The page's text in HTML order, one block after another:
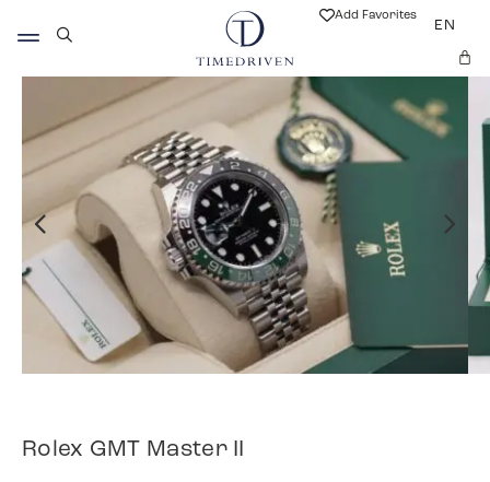
Add Favorites
EN
Rolex GMT Master II